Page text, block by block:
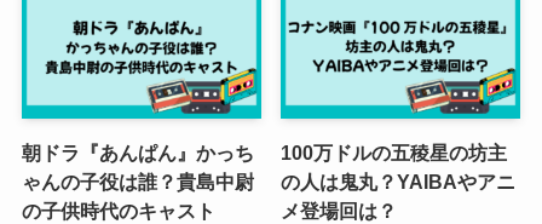
朝ドラ『あんぱん』かっち
ゃんの子役は誰？貴島中尉
の子供時代のキャスト
100万ドルの五稜星の坊主
の人は鬼丸？YAIBAやアニ
メ登場回は？